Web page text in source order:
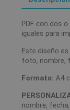
PDF con dos
iguales para
Este diseño
foto, nombre,
Formato: A4
nombre,